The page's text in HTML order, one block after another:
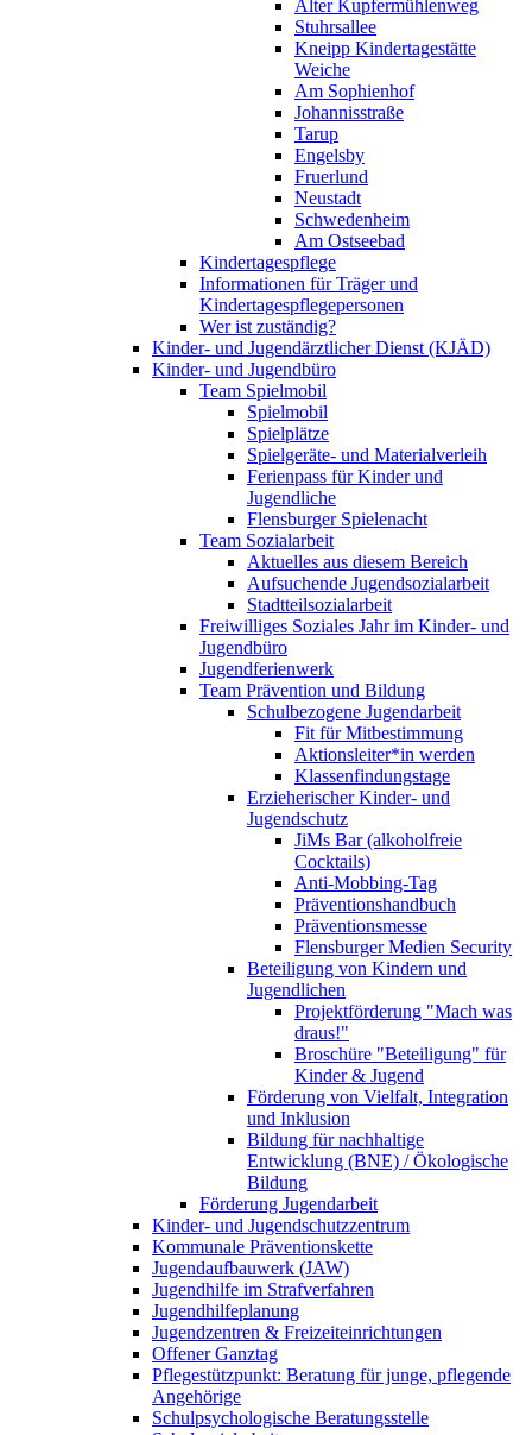
Alter Kupfermühlenweg
Stuhrsallee
Kneipp Kindertagestätte
Weiche
Am Sophienhof
Johannisstraße
Tarup
Engelsby
Fruerlund
Neustadt
Schwedenheim
Am Ostseebad
Kindertagespflege
Informationen für Träger und
Kindertagespflegepersonen
Wer ist zuständig?
Kinder- und Jugendärztlicher Dienst (KJÄD)
Kinder- und Jugendbüro
Team Spielmobil
Spielmobil
Spielplätze
Spielgeräte- und Materialverleih
Ferienpass für Kinder und
Jugendliche
Flensburger Spielenacht
Team Sozialarbeit
Aktuelles aus diesem Bereich
Aufsuchende Jugendsozialarbeit
Stadtteilsozialarbeit
Freiwilliges Soziales Jahr im Kinder- und
Jugendbüro
Jugendferienwerk
Team Prävention und Bildung
Schulbezogene Jugendarbeit
Fit für Mitbestimmung
Aktionsleiter*in werden
Klassenfindungstage
Erzieherischer Kinder- und
Jugendschutz
JiMs Bar (alkoholfreie
Cocktails)
Anti-Mobbing-Tag
Präventionshandbuch
Präventionsmesse
Flensburger Medien Security
Beteiligung von Kindern und
Jugendlichen
Projektförderung "Mach was
draus!"
Broschüre "Beteiligung" für
Kinder & Jugend
Förderung von Vielfalt, Integration
und Inklusion
Bildung für nachhaltige
Entwicklung (BNE) / Ökologische
Bildung
Förderung Jugendarbeit
Kinder- und Jugendschutzzentrum
Kommunale Präventionskette
Jugendaufbauwerk (JAW)
Jugendhilfe im Strafverfahren
Jugendhilfeplanung
Jugendzentren & Freizeiteinrichtungen
Offener Ganztag
Pflegestützpunkt: Beratung für junge, pflegende
Angehörige
Schulpsychologische Beratungsstelle